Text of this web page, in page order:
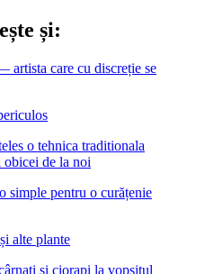
și:
care cu discreție se
o tehnica traditionala
obicei de la noi
simple pentru o curățenie
alte plante
și ciorapi la vopsitul